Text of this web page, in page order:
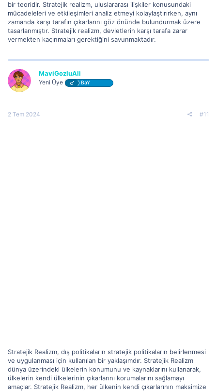
bir teoridir. Stratejik realizm, uluslararası ilişkiler konusundaki
mücadeleleri ve etkileşimleri analiz etmeyi kolaylaştırırken, aynı
zamanda karşı tarafın çıkarlarını göz önünde bulundurmak üzere
tasarlanmıştır. Stratejik realizm, devletlerin karşı tarafa zarar
vermekten kaçınmaları gerektiğini savunmaktadır.
MaviGozluAli
Yeni Üye BaY
2 Tem 2024 #11
Stratejik Realizm, dış politikaların stratejik politikaların belirlenmesi
ve uygulanması için kullanılan bir yaklaşımdır. Stratejik Realizm
dünya üzerindeki ülkelerin konumunu ve kaynaklarını kullanarak,
ülkelerin kendi ülkelerinin çıkarlarını korumalarını sağlamayı
amaçlar. Stratejik Realizm, her ülkenin kendi çıkarlarının maksimize